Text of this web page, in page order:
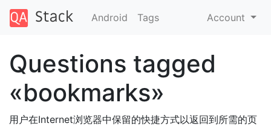
Android Tags Account
Questions tagged
«bookmarks»
用户在Internet浏览器中保留的快捷方式以返回到所需的页